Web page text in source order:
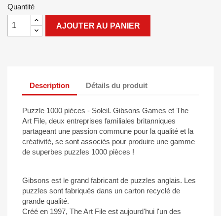
Quantité
AJOUTER AU PANIER
Description Détails du produit
Puzzle 1000 pièces - Soleil. Gibsons Games et The
Art File, deux entreprises familiales britanniques
partageant une passion commune pour la qualité et la
créativité, se sont associés pour produire une gamme
de superbes puzzles 1000 pièces !
Gibsons est le grand fabricant de puzzles anglais. Les
puzzles sont fabriqués dans un carton recyclé de
grande qualité.
Créé en 1997, The Art File est aujourd'hui l'un des